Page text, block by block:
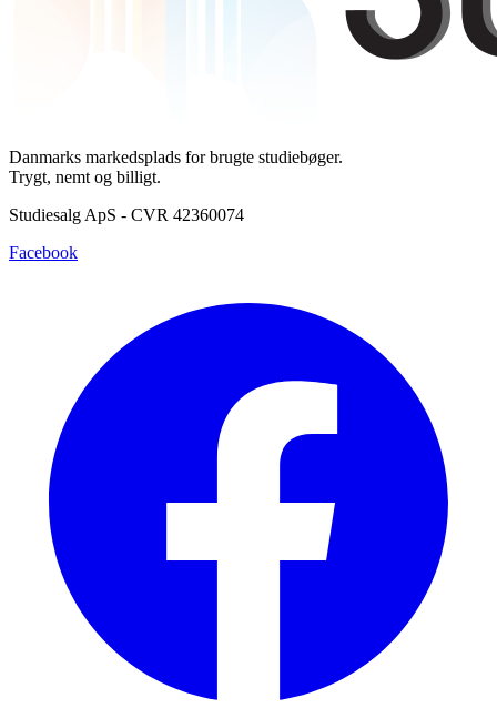
Danmarks markedsplads for brugte studiebøger.
Trygt, nemt og billigt.
Studiesalg ApS - CVR 42360074
Facebook